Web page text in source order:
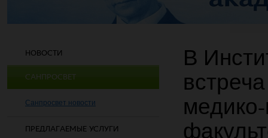
НОВОСТИ
САНПРОСВЕТ
Санпросвет новости
ПРЕДЛАГАЕМЫЕ УСЛУГИ
В